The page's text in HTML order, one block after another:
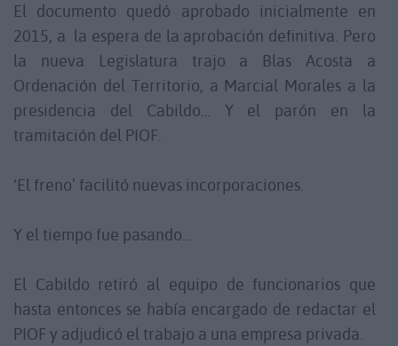
El documento quedó aprobado inicialmente en
2015, a la espera de la aprobación definitiva. Pero
la nueva Legislatura trajo a Blas Acosta a
Ordenación del Territorio, a Marcial Morales a la
presidencia del Cabildo… Y el parón en la
tramitación del PIOF.
‘El freno’ facilitó nuevas incorporaciones.
Y el tiempo fue pasando…
El Cabildo retiró al equipo de funcionarios que
hasta entonces se había encargado de redactar el
PIOF y adjudicó el trabajo a una empresa privada.